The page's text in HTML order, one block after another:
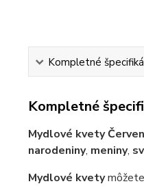
Kompletné
Kompletné
Mydlové kvety
narodeniny, meniny,
Mydlové kvety